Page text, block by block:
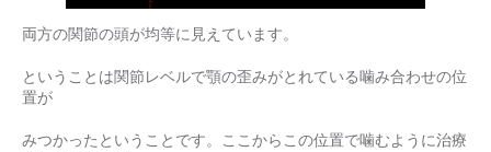
両方の関節の頭が均等に見えています。
ということは関節レベルで顎の歪みがとれている噛み合わせの位
置が
みつかったということです。ここからこの位置で噛むように治療